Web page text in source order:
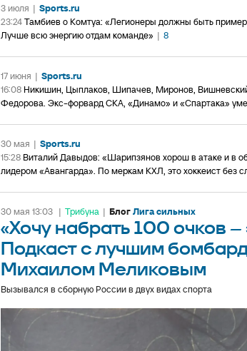
3 июля | Sports.ru
23:24Тамбиев о Комтуа: «Легионеры должны быть
Лучше всю энергию отдам команде» | 8
17 июня | Sports.ru
16:08 Никишин, Цыплаков, Шипачев, Миронов,
Федорова. Экс-форвард СКА, «Динамо» и «Спартака»
30 мая | Sports.ru
15:28 Виталий Давыдов: «Шарипзянов хорош в атаке и в
лидером «Авангарда». По меркам КХЛ, это хоккеист без
30 мая 13:03 | Трибуна | БлогЛига сильных
«Хочу набрать 100 очков
Подкаст с лучшим
Михаилом Меликовым
Вызывался в сборную России в двух видах спорта